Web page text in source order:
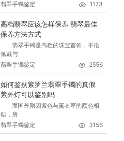
翡翠手镯鉴定
1173
高档翡翠应该怎样保养 翡翠最佳
保养方法方式
翡翠手镯是高档的珠宝首饰，不论
佩戴与
翡翠手镯鉴定
2556
如何鉴别紫罗兰翡翠手镯的真假
紫外灯可以鉴别吗
而国外则因紫色与薰衣草的颜色相
似，所
翡翠手镯鉴定
3156